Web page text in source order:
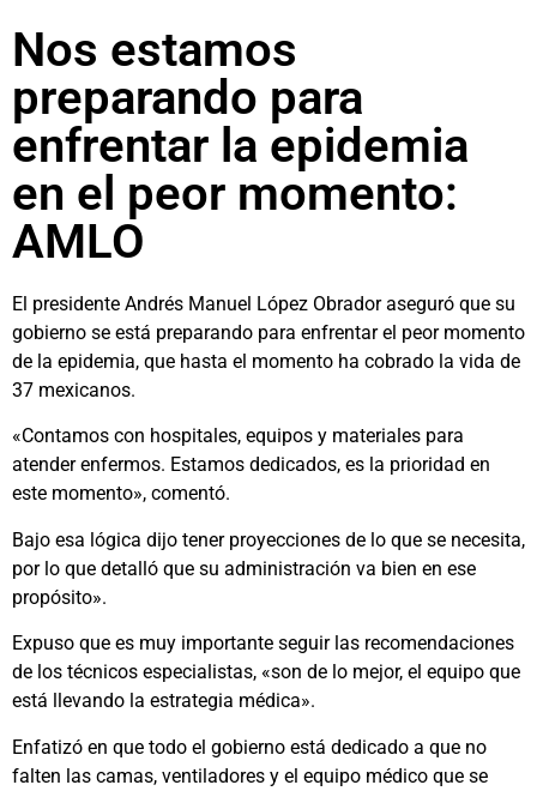
Nos estamos
preparando para
enfrentar la epidemia
en el peor momento:
AMLO
El presidente Andrés Manuel López Obrador aseguró que su
gobierno se está preparando para enfrentar el peor momento
de la epidemia, que hasta el momento ha cobrado la vida de
37 mexicanos.
«Contamos con hospitales, equipos y materiales para
atender enfermos. Estamos dedicados, es la prioridad en
este momento», comentó.
Bajo esa lógica dijo tener proyecciones de lo que se necesita,
por lo que detalló que su administración va bien en ese
propósito».
Expuso que es muy importante seguir las recomendaciones
de los técnicos especialistas, «son de lo mejor, el equipo que
está llevando la estrategia médica».
Enfatizó en que todo el gobierno está dedicado a que no
falten las camas, ventiladores y el equipo médico que se